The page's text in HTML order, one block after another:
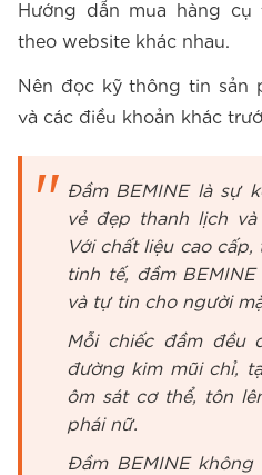
Hướng dẫn mua hàng
theo website khác nhau.
Nên đọc kỹ thông tin sản
và các điều khoản khác
Đầm BEMINE là sự
vẻ đẹp thanh lịch
Với chất liệu cao
tinh tế, đầm
và tự tin cho người
Mỗi chiếc đầm đều
đường kim mũi chỉ,
ôm sát cơ thể, tôn
phái nữ.
Đầm BEMINE